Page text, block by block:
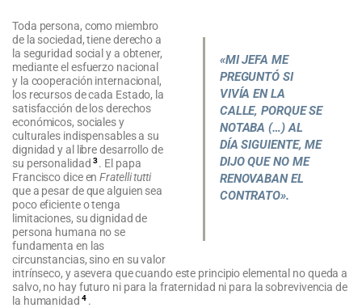
«MI JEFA ME
PREGUNTÓ SI
VIVÍA EN LA
CALLE, PORQUE SE
NOTABA (…) AL
DÍA SIGUIENTE, ME
DIJO QUE NO ME
RENOVABAN EL
CONTRATO».
Toda persona, como miembro
de la sociedad, tiene derecho a
la seguridad social y a obtener,
mediante el esfuerzo nacional
y la cooperación internacional,
los recursos de cada Estado, la
satisfacción de los derechos
económicos, sociales y
culturales indispensables a su
dignidad y al libre desarrollo de
su personalidad 3. El papa
Francisco dice enFratelli tutti
que a pesar de que alguien sea
poco eficiente o tenga
limitaciones, su dignidad de
persona humana no se
fundamenta en las
circunstancias, sino en su valor
intrínseco, y asevera que cuando este principio elemental no queda a
salvo, no hay futuro ni para la fraternidad ni para la sobrevivencia de
la humanidad 4 .